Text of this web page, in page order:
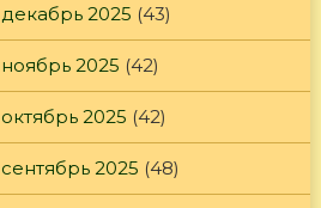
декабрь 2025 (43)
ноябрь 2025 (42)
октябрь 2025 (42)
сентябрь 2025 (48)